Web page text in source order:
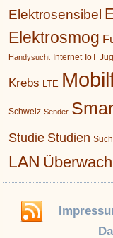
Elektrosensibel
Elektrosmog
Handysucht Internet IoT
Krebs LTE
Schweiz Sender
Studie Studien
LAN